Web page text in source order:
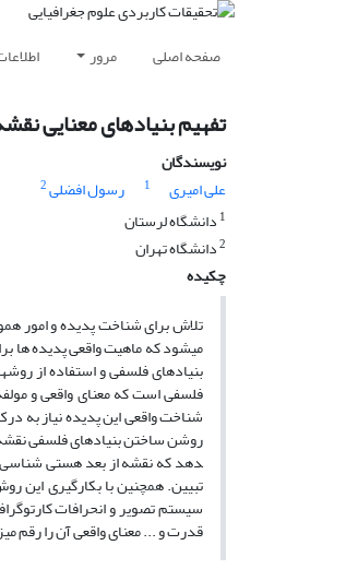
صفحه اصلی مرور
تفهیم بنیادهای معنایی
نویسندگان
علی امیری
1 رسول افضلی2
1 دانشگاه لرستان
2دانشگاه تهران
چکیده
تلاش برای شناخت پدیده و امور
می­شود که ماهیت واقعی پدیده­ ها
بنیادهای فلسفی و استفاده از
فلسفی است که معنای واقعی و
شناخت واقعی این پدیده نیاز
روشن ساختن بنیادهای فلسفی
دهد که نقشه از بعد هستی ­شناسی
تبیین. همچنین با بکارگیری
سیستم تصویر و انحرافات
قدرت و ... معنای واقعی آن را رقم